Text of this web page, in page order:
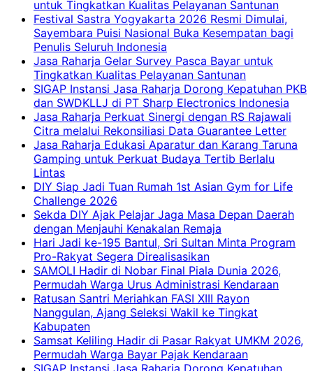
untuk Tingkatkan Kualitas Pelayanan Santunan
Festival Sastra Yogyakarta 2026 Resmi Dimulai,
Sayembara Puisi Nasional Buka Kesempatan bagi
Penulis Seluruh Indonesia
Jasa Raharja Gelar Survey Pasca Bayar untuk
Tingkatkan Kualitas Pelayanan Santunan
SIGAP Instansi Jasa Raharja Dorong Kepatuhan PKB
dan SWDKLLJ di PT Sharp Electronics Indonesia
Jasa Raharja Perkuat Sinergi dengan RS Rajawali
Citra melalui Rekonsiliasi Data Guarantee Letter
Jasa Raharja Edukasi Aparatur dan Karang Taruna
Gamping untuk Perkuat Budaya Tertib Berlalu
Lintas
DIY Siap Jadi Tuan Rumah 1st Asian Gym for Life
Challenge 2026
Sekda DIY Ajak Pelajar Jaga Masa Depan Daerah
dengan Menjauhi Kenakalan Remaja
Hari Jadi ke-195 Bantul, Sri Sultan Minta Program
Pro-Rakyat Segera Direalisasikan
SAMOLI Hadir di Nobar Final Piala Dunia 2026,
Permudah Warga Urus Administrasi Kendaraan
Ratusan Santri Meriahkan FASI XIII Rayon
Nanggulan, Ajang Seleksi Wakil ke Tingkat
Kabupaten
Samsat Keliling Hadir di Pasar Rakyat UMKM 2026,
Permudah Warga Bayar Pajak Kendaraan
SIGAP Instansi Jasa Raharja Dorong Kepatuhan